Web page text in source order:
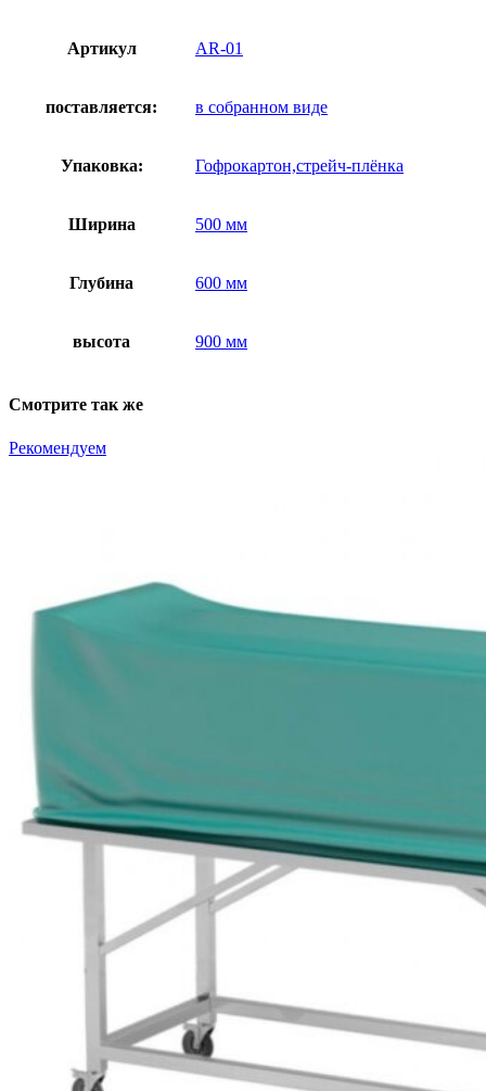
Артикул AR-01
поставляется: в собранном виде
Упаковка: Гофрокартон,стрейч-плёнка
Ширина 500 мм
Глубина 600 мм
высота 900 мм
Смотрите так же
Рекомендуем